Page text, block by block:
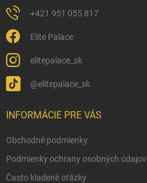
+421 951 055 817
Elite Palace
elitepalace_sk
@elitepalace_sk
INFORMÁCIE PRE VÁS
Obchodné podmienky
Podmienky ochrany osobných údajov
Často kladené otázky